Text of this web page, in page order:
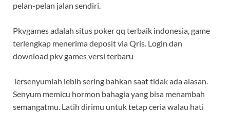
pelan-pelan jalan sendiri.
Pkvgames adalah situs poker qq terbaik indonesia, game
terlengkap menerima deposit via Qris. Login dan
download pkv games versi terbaru
Tersenyumlah lebih sering bahkan saat tidak ada alasan.
Senyum memicu hormon bahagia yang bisa menambah
semangatmu. Latih dirimu untuk tetap ceria walau hati